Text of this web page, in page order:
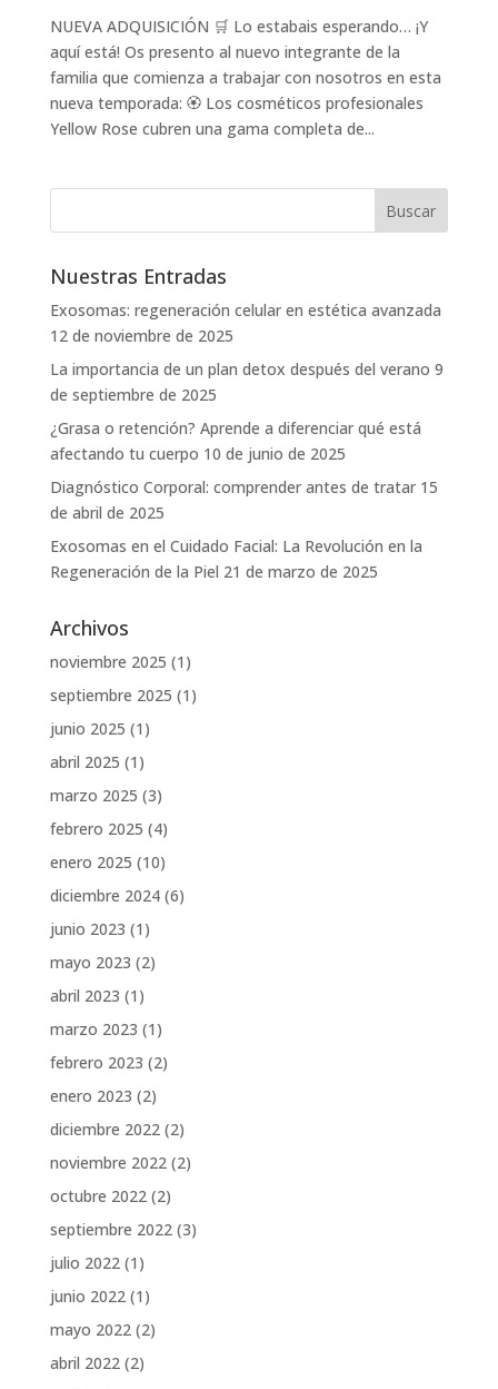
NUEVA ADQUISICIÓN 🛒 Lo estabais esperando… ¡Y
aquí está! Os presento al nuevo integrante de la
familia que comienza a trabajar con nosotros en esta
nueva temporada: 🏵️ Los cosméticos profesionales
Yellow Rose cubren una gama completa de...
Nuestras Entradas
Exosomas: regeneración celular en estética avanzada
12 de noviembre de 2025
La importancia de un plan detox después del verano 9
de septiembre de 2025
¿Grasa o retención? Aprende a diferenciar qué está
afectando tu cuerpo 10 de junio de 2025
Diagnóstico Corporal: comprender antes de tratar 15
de abril de 2025
Exosomas en el Cuidado Facial: La Revolución en la
Regeneración de la Piel 21 de marzo de 2025
Archivos
noviembre 2025 (1)
septiembre 2025 (1)
junio 2025 (1)
abril 2025 (1)
marzo 2025 (3)
febrero 2025 (4)
enero 2025 (10)
diciembre 2024(6)
junio 2023 (1)
mayo 2023 (2)
abril 2023 (1)
marzo 2023 (1)
febrero 2023 (2)
enero 2023 (2)
diciembre 2022(2)
noviembre 2022(2)
octubre 2022(2)
septiembre 2022(3)
julio 2022(1)
junio 2022(1)
mayo 2022(2)
abril 2022(2)